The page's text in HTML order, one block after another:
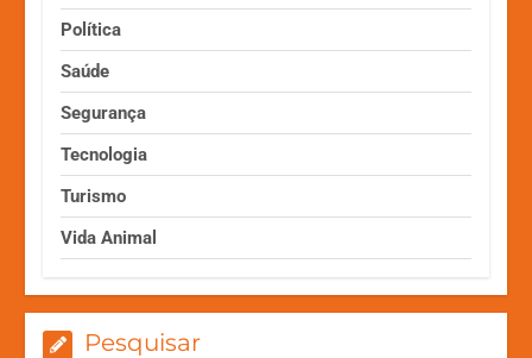
Política
Saúde
Segurança
Tecnologia
Turismo
Vida Animal
Pesquisar